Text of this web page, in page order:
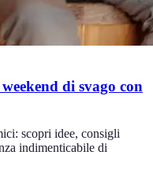
di svago con
scopri idee, consigli
indimenticabile di